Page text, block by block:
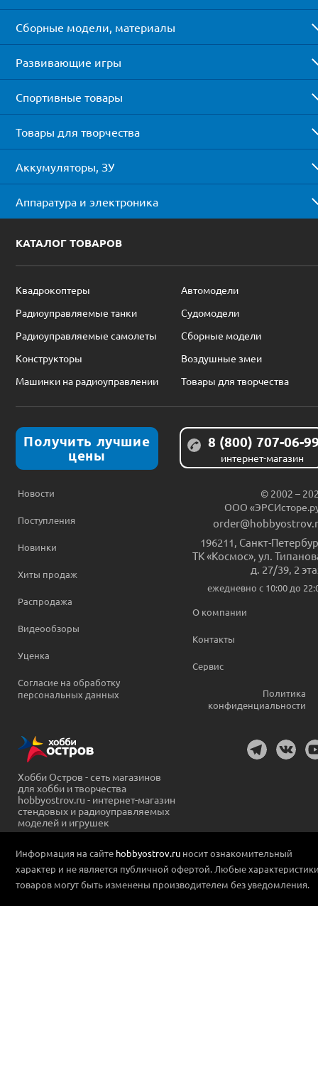
Сборные модели, материалы
Развивающие игры
Спортивные товары
Товары для творчества
Аккумуляторы, ЗУ
Аппаратура и электроника
КАТАЛОГ ТОВАРОВ
Квадрокоптеры
Автомодели
Радиоуправляемые танки
Судомодели
Радиоуправляемые самолеты
Сборные модели
Конструкторы
Воздушные змеи
Машинки на радиоуправлении
Товары для творчества
Получить лучшие
цены
8 (800) 707-06-
интернет-магазин
Новости
Поступления
Новинки
Хиты продаж
Распродажа
Видеообзоры
Уценка
Согласие на обработку
персональных данных
© 2002 –
ООО
196211 Санкт-
ТК «Космос», ул.
д. 27/39, 2
ежедневно c 10:00 до
О компании
Контакты
Сервис
Политика
конфиденциальности
Хобби Остров - сеть магазинов
для хобби и творчества
hobbyostrov.ru - интернет-магазин
стендовых и радиоуправляемых
моделей и игрушек
Информация на сайте hobbyostrov.ru носит ознакомительный
характер и не является публичной офертой. Любые
товаров могут быть изменены производителем без уведомления.